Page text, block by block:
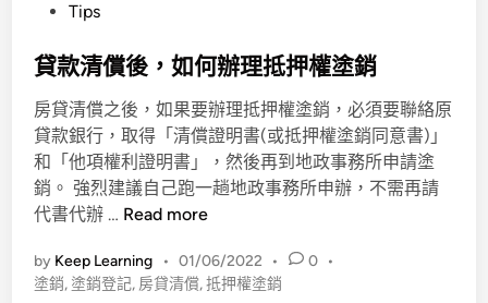
t
d
i
n
Tips
貸款清償後，如何辦理抵押權塗銷
房貸清償之後，如果要辦理抵押權塗銷，必須要聯絡原
貸款銀行，取得「清償證明書(或抵押權塗銷同意書)」
和「他項權利證明書」，然後再到地政事務所申請塗
銷。 強烈建議自己跑一趟地政事務所申辦，不需再請
代書代辦 … 貸
清
償
Read more
by Keep Learning • 01/06/2022 • 0 •
塗銷, 塗銷登記, 房貸清償,抵押權塗銷